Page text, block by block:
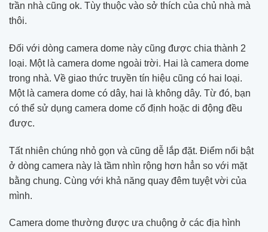
trần nhà cũng ok. Tùy thuộc vào sở thích của chủ nhà mà
thôi.
Đối với dòng camera dome này cũng được chia thành 2
loại. Một là camera dome ngoài trời. Hai là camera dome
trong nhà. Về giao thức truyền tín hiệu cũng có hai loại.
Một là camera dome có dây, hai là không dây. Từ đó, bạn
có thể sử dụng camera dome cố định hoặc di động đều
được.
Tất nhiên chúng nhỏ gọn và cũng dễ lắp đặt. Điểm nổi bật
ở dòng camera này là tầm nhìn rộng hơn hẳn so với mặt
bằng chung. Cùng với khả năng quay đêm tuyệt vời của
mình.
Camera dome thường được ưa chuộng ở các địa hình